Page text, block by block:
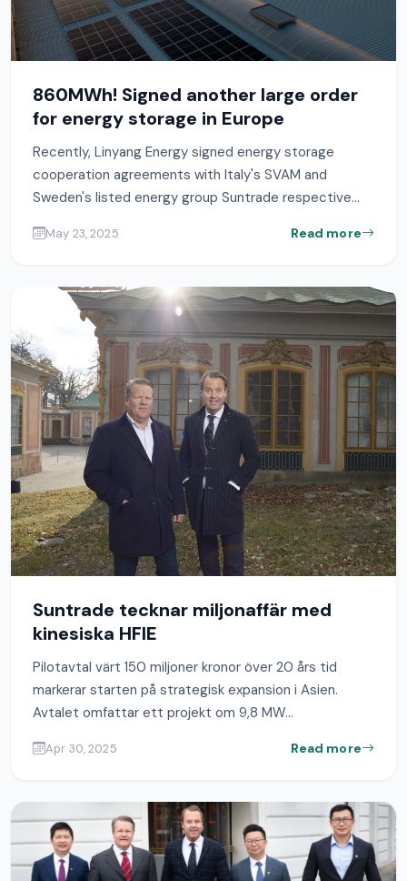
Media
About
Investor
Governance
860MWh! Signed another large order
for energy storage in Europe
Recently, Linyang Energy signed energy storage
cooperation agreements with Italy's SVAM and
Sweden's listed energy group Suntrade respective...
May 23, 2025 Read more
Suntrade tecknar miljonaffär med
kinesiska HFIE
Pilotavtal värt 150 miljoner kronor över 20 års tid
markerar starten på strategisk expansion i Asien.
Avtalet omfattar ett projekt om 9,8 MW...
Apr 30, 2025 Read more